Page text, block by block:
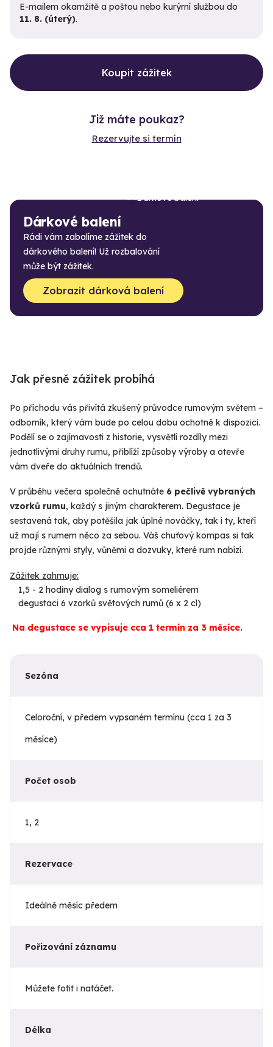
E-mailem okamžitě a poštou nebo kurýrní službou do
11. 8. (úterý).
Koupit zážitek
Již máte poukaz?
Rezervujte si termín
Dárkové balení
Rádi vám zabalíme zážitek do
dárkového balení! Už rozbalování
může být zážitek.
Zobrazit dárková balení
Jak přesně zážitek probíhá
Po příchodu vás přivítá zkušený průvodce rumovým světem –
odborník, který vám bude po celou dobu ochotně k dispozici.
Podělí se o zajímavosti z historie, vysvětlí rozdíly mezi
jednotlivými druhy rumu, přiblíží způsoby výroby a otevře
vám dveře do aktuálních trendů.
V průběhu večera společně ochutnáte 6 pečlivě vybraných
vzorků rumu, každý s jiným charakterem. Degustace je
sestavená tak, aby potěšila jak úplné nováčky, tak i ty, kteří
už mají s rumem něco za sebou. Váš chuťový kompas si tak
projde různými styly, vůněmi a dozvuky, které rum nabízí.
Zážitek zahrnuje:
1,5 - 2 hodiny dialog s rumovým someliérem
degustaci 6 vzorků světových rumů (6 x 2 cl)
Na degustace se vypisuje cca 1 termín za 3 měsíce.
Sezóna
Celoroční, v předem vypsaném termínu (cca 1 za 3
měsíce)
Počet osob
1, 2
Rezervace
Ideálně měsíc předem
Pořizování záznamu
Můžete fotit i natáčet.
Délka